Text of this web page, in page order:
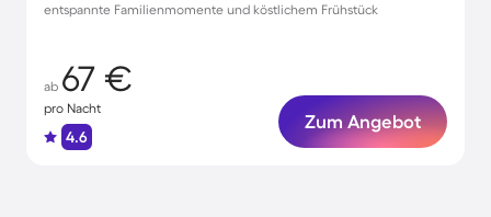
entspannte Familienmomente und köstlichem Frühstück
ab 67 €
pro Nacht
4.6
Zum Angebot